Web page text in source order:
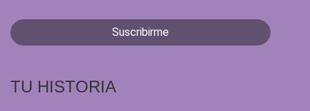
TU HISTORIA